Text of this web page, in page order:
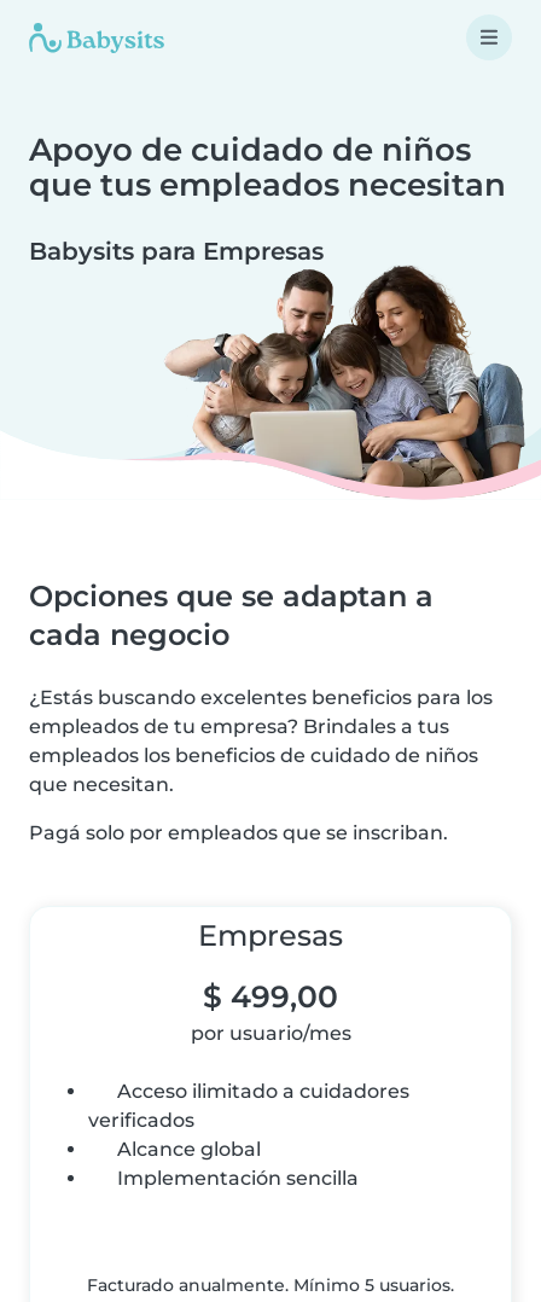
Apoyo de cuidado de niños
que tus empleados necesitan
Babysits para Empresas
Opciones que se adaptan a
cada negocio
¿Estás buscando excelentes beneficios para los
empleados de tu empresa? Brindales a tus
empleados los beneficios de cuidado de niños
que necesitan.
Pagá solo por empleados que se inscriban.
Empresas
$ 499,00
por usuario/mes
Acceso ilimitado a cuidadores
verificados
Alcance global
Implementación sencilla
Facturado anualmente. Mínimo 5 usuarios.